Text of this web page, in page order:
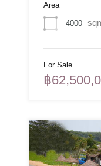
Area
4000
For Sale
฿